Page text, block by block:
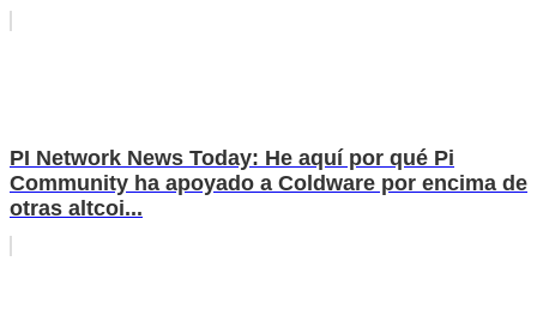
PI Network News Today: He aquí por qué Pi
Community ha apoyado a Coldware por encima de
otras altcoi...